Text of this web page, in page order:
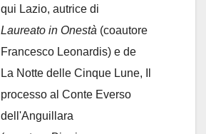
qui Lazio, autrice di
Laureato in Onestà (coautore
Francesco Leonardis) e de
La Notte delle Cinque Lune, Il
processo al Conte Everso
dell'Anguillara